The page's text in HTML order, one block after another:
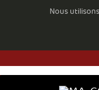
Nous